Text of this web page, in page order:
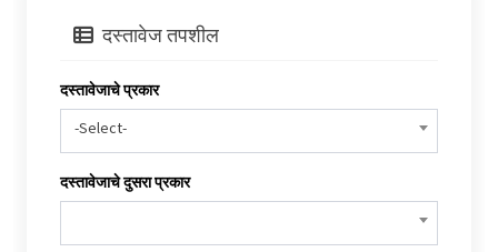
दस्तावेज तपशील
दस्तावेजाचे प्रकार
-Select-
दस्तावेजाचे दुसरा प्रकार